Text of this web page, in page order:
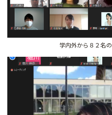
学内外から８２名